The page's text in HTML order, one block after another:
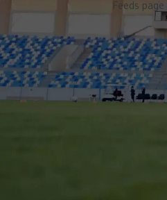
Feeds page